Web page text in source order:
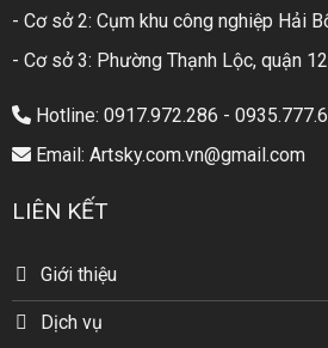
- Cơ sở 2: Cụm khu công nghiệp Hải
- Cơ sở 3: Phường Thạnh Lộc, quận
Hotline: 0917.972.286 -
Email: Artsky.com.vn@gmail.com
LIÊN KẾT
Giới thiệu
Dịch vụ